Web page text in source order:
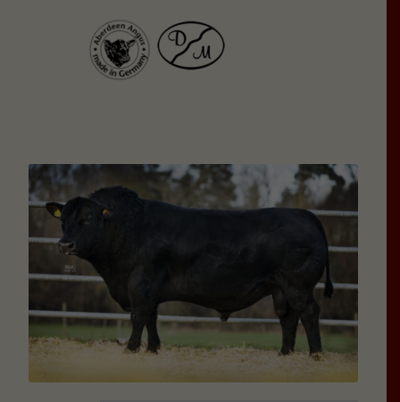
Y553: Donaumoos
Lionel S357